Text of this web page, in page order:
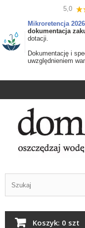
5,0
Mikroretencja 2026
dokumentacja
dotacji.
Dokumentację i
uwzględnieniem
Koszyk: 0 szt